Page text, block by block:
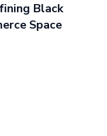
Black
Space